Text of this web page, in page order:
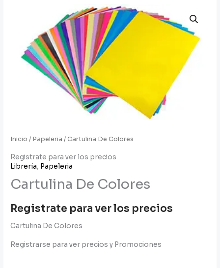
Inicio / Papeleria / Cartulina De Colores
Registrate para ver los precios
Librería, Papeleria
Cartulina De Colores
Registrate para ver los precios
Cartulina De Colores
Registrarse para ver precios y Promociones